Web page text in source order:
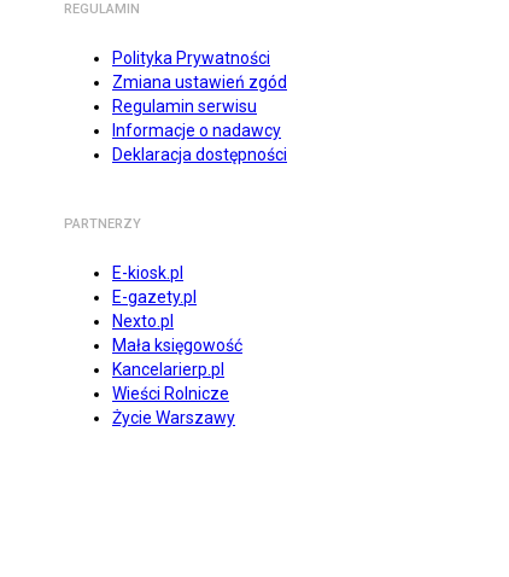
REGULAMIN
Polityka Prywatności
Zmiana ustawień zgód
Regulamin serwisu
Informacje o nadawcy
Deklaracja dostępności
PARTNERZY
E-kiosk.pl
E-gazety.pl
Nexto.pl
Mała księgowość
Kancelarierp.pl
Wieści Rolnicze
Życie Warszawy